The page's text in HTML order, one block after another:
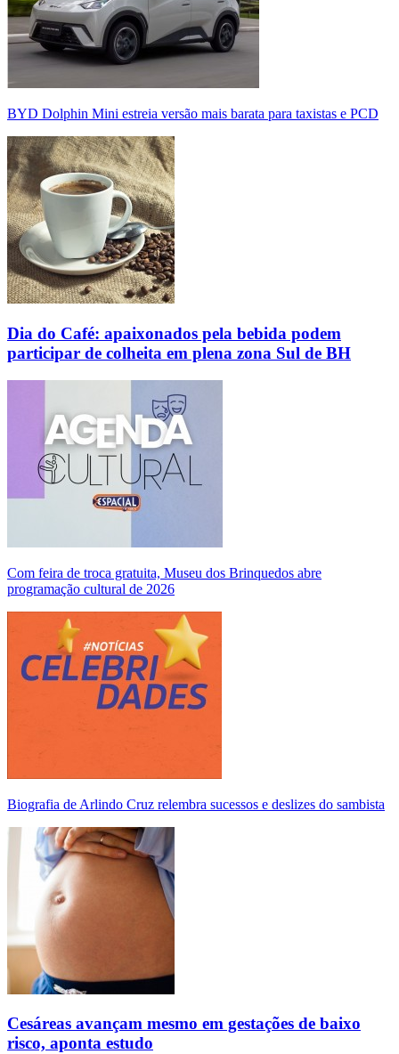
BYD Dolphin Mini estreia versão mais barata para taxistas e PCD
Dia do Café: apaixonados pela bebida podem
participar de colheita em plena zona Sul de BH
Com feira de troca gratuita, Museu dos Brinquedos abre
programação cultural de 2026
Biografia de Arlindo Cruz relembra sucessos e deslizes do sambista
Cesáreas avançam mesmo em gestações de baixo
risco, aponta estudo